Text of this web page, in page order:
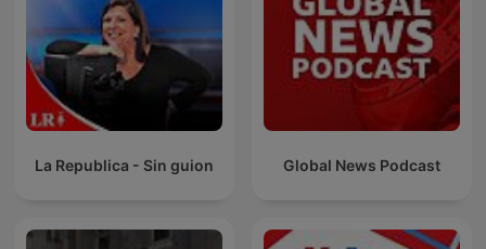
La Republica - Sin guion Global News Podcast